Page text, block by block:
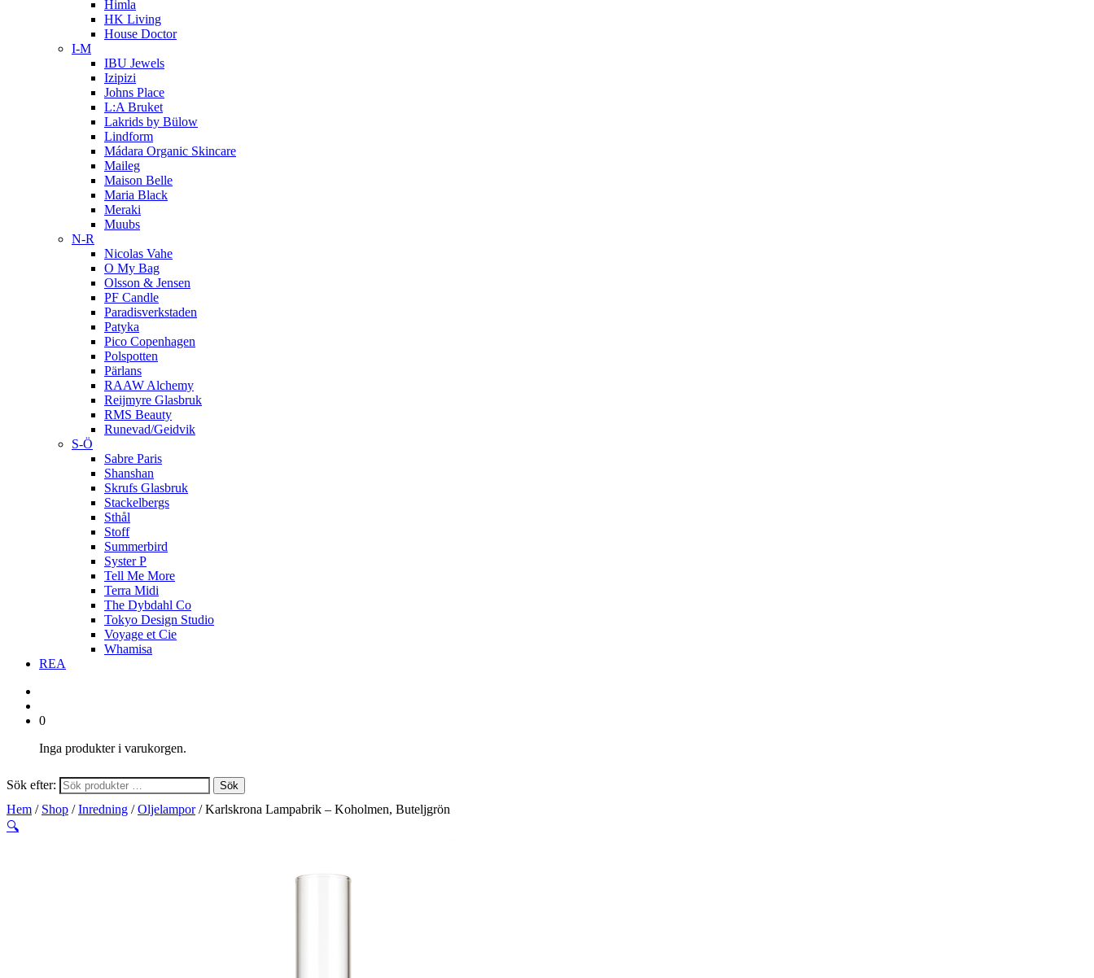
Himla
HK Living
House Doctor
I-M
IBU Jewels
Izipizi
Johns Place
L:A Bruket
Lakrids by Bülow
Lindform
Mádara Organic Skincare
Maileg
Maison Belle
Maria Black
Meraki
Muubs
N-R
Nicolas Vahe
O My Bag
Olsson & Jensen
PF Candle
Paradisverkstaden
Patyka
Pico Copenhagen
Polspotten
Pärlans
RAAW Alchemy
Reijmyre Glasbruk
RMS Beauty
Runevad/Geidvik
S-Ö
Sabre Paris
Shanshan
Skrufs Glasbruk
Stackelbergs
Sthål
Stoff
Summerbird
Syster P
Tell Me More
Terra Midi
The Dybdahl Co
Tokyo Design Studio
Voyage et Cie
Whamisa
REA
0
Inga produkter i varukorgen.
Sök efter: Sök
Hem / Shop /Inredning /Oljelampor/ Karlskrona Lampabrik – Koholmen, Buteljgrön
🔍